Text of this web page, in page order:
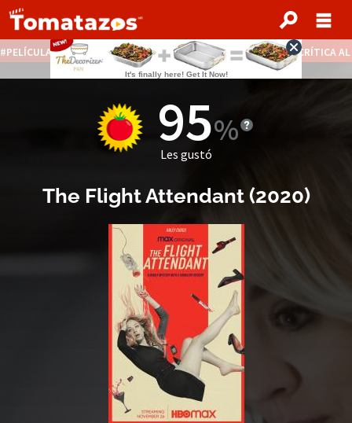
PELÍCULAS STREAMING GRATIS NOTICIAS DESTACADAS CRÍTICA
95
Les gustó
The Flight Attendant (2020)